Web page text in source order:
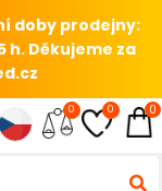
doby prodejny:
h. Děkujeme za
0 0 0